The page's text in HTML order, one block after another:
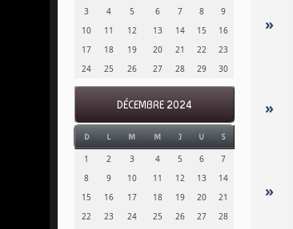
3
4 5 6 7 8
9
10
11 12 13 14 15
16
17
18 19 20 21 22
23
24
25 26 27 28 29 30
DÉCEMBRE 2024
D L M M J V S
1 2 3 4 5 6
7
8
9 10 11 12 13
14
15
16 17 18 19 20
21
22
23 24 25 26 27
28
»
»
»